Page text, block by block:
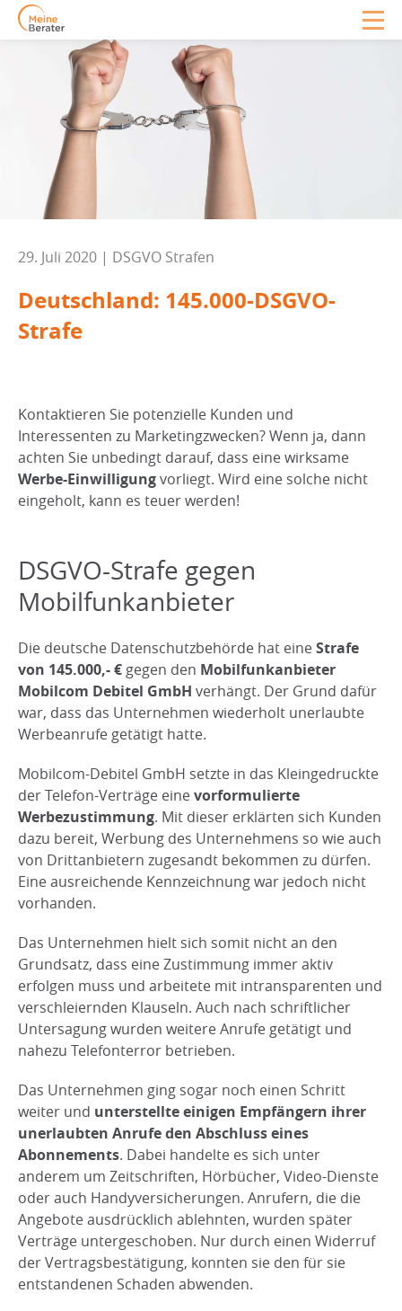
29. Juli 2020 | DSGVO Strafen
Deutschland: 145.000-DSGVO-
Strafe
Kontaktieren Sie potenzielle Kunden und
Interessenten zu Marketingzwecken? Wenn ja, dann
achten Sie unbedingt darauf, dass eine wirksame
Werbe-Einwilligungvorliegt. Wird eine solche nicht
eingeholt, kann es teuer werden!
DSGVO-Strafe gegen
Mobilfunkanbieter
Die deutsche Datenschutzbehörde hat eineStrafe
von 145.000,- € gegen den Mobilfunkanbieter
Mobilcom Debitel GmbH verhängt. Der Grund dafür
war, dass das Unternehmen wiederholt unerlaubte
Werbeanrufe getätigt hatte.
Mobilcom-Debitel GmbH setzte in das Kleingedruckte
der Telefon-Verträge einevorformulierte
Werbezustimmung. Mit dieser erklärten sich Kunden
dazu bereit, Werbung des Unternehmens so wie auch
von Drittanbietern zugesandt bekommen zu dürfen.
Eine ausreichende Kennzeichnung war jedoch nicht
vorhanden.
Das Unternehmen hielt sich somit nicht an den
Grundsatz, dass eine Zustimmung immer aktiv
erfolgen muss und arbeitete mit intransparenten und
verschleiernden Klauseln. Auch nach schriftlicher
Untersagung wurden weitere Anrufe getätigt und
nahezu Telefonterror betrieben.
Das Unternehmen ging sogar noch einen Schritt
weiter und unterstellte einigen Empfängern ihrer
unerlaubten Anrufe den Abschluss eines
Abonnements. Dabei handelte es sich unter
anderem um Zeitschriften, Hörbücher, Video-Dienste
oder auch Handyversicherungen. Anrufern, die die
Angebote ausdrücklich ablehnten, wurden später
Verträge untergeschoben. Nur durch einen Widerruf
der Vertragsbestätigung, konnten sie den für sie
entstandenen Schaden abwenden.